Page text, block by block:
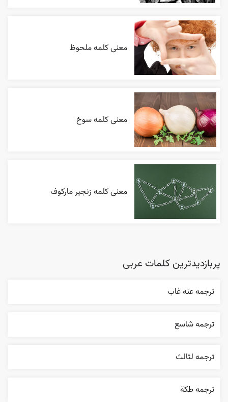
معنی کلمه ملحوظ
معنی کلمه سوخ
معنی کلمه زنجیر مارکوف
پربازدیدترین کلمات عربی
ترجمه عنه غاب
ترجمه شاسع
ترجمه لثالث
ترجمه طکة